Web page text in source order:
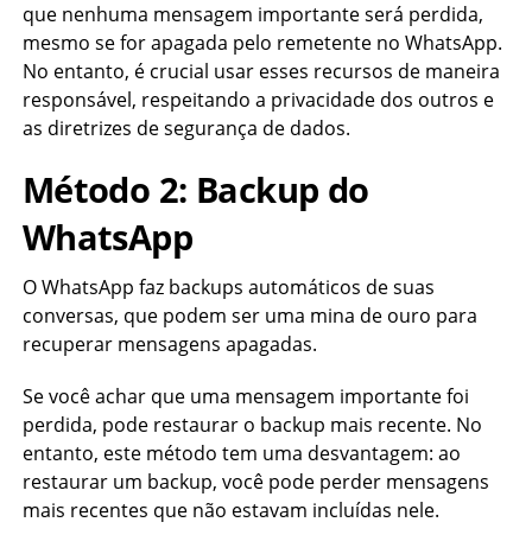
que nenhuma mensagem importante será perdida,
mesmo se for apagada pelo remetente no WhatsApp.
No entanto, é crucial usar esses recursos de maneira
responsável, respeitando a privacidade dos outros e
as diretrizes de segurança de dados.
Método 2: Backup do
WhatsApp
O WhatsApp faz backups automáticos de suas
conversas, que podem ser uma mina de ouro para
recuperar mensagens apagadas.
Se você achar que uma mensagem importante foi
perdida, pode restaurar o backup mais recente. No
entanto, este método tem uma desvantagem: ao
restaurar um backup, você pode perder mensagens
mais recentes que não estavam incluídas nele.